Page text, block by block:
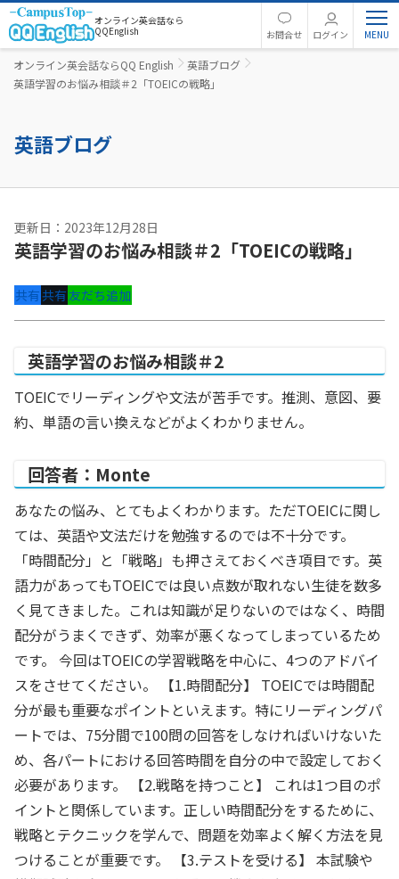
オンライン英会話なら
QQEnglish
お問合せ ログイン
オンライン英会話ならQQ English
英語ブログ
英語学習のお悩み相談＃2「TOEICの戦略」
英語ブログ
更新日：2023年12月28日
英語学習のお悩み相談＃2「TOEICの戦略」
共有共有友だち追加
英語学習のお悩み相談＃2
TOEICでリーディングや文法が苦手です。推測、意図、要
約、単語の言い換えなどがよくわかりません。
回答者：Monte
あなたの悩み、とてもよくわかります。ただTOEICに関し
ては、英語や文法だけを勉強するのでは不十分です。
「時間配分」と「戦略」も押さえておくべき項目です。英
語力があってもTOEICでは良い点数が取れない生徒を数多
く見てきました。これは知識が足りないのではなく、時間
配分がうまくできず、効率が悪くなってしまっているため
です。 今回はTOEICの学習戦略を中心に、4つのアドバイ
スをさせてください。 【1.時間配分】 TOEICでは時間配
分が最も重要なポイントといえます。特にリーディングパ
ートでは、75分間で100問の回答をしなければいけないた
め、各パートにおける回答時間を自分の中で設定しておく
必要があります。 【2.戦略を持つこと】 これは1つ目のポ
イントと関係しています。正しい時間配分をするために、
戦略とテクニックを学んで、問題を効率よく解く方法を見
つけることが重要です。 【3.テストを受ける】 本試験や